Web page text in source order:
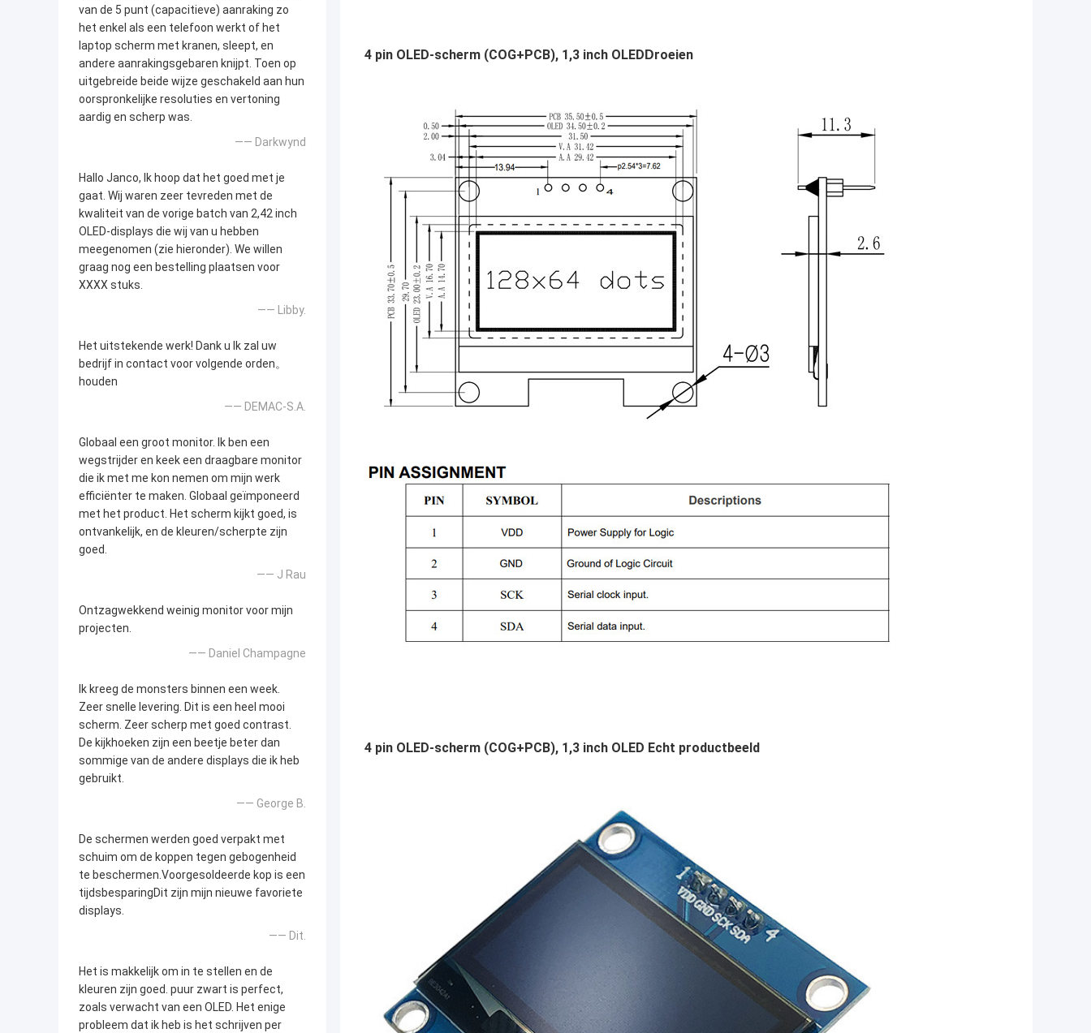
van de 5 punt (capacitieve) aanraking zo
het enkel als een telefoon werkt of het
laptop scherm met kranen, sleept, en
andere aanrakingsgebaren knijpt. Toen op
uitgebreide beide wijze geschakeld aan hun
oorspronkelijke resoluties en vertoning
aardig en scherp was.
—— Darkwynd
Hallo Janco, Ik hoop dat het goed met je
gaat. Wij waren zeer tevreden met de
kwaliteit van de vorige batch van 2,42 inch
OLED-displays die wij van u hebben
meegenomen (zie hieronder). We willen
graag nog een bestelling plaatsen voor
XXXX stuks.
—— Libby.
Het uitstekende werk! Dank u Ik zal uw
bedrijf in contact voor volgende orden。
houden
—— DEMAC-S.A.
Globaal een groot monitor. Ik ben een
wegstrijder en keek een draagbare monitor
die ik met me kon nemen om mijn werk
efficiënter te maken. Globaal geïmponeerd
met het product. Het scherm kijkt goed, is
ontvankelijk, en de kleuren/scherpte zijn
goed.
—— J Rau
Ontzagwekkend weinig monitor voor mijn
projecten.
—— Daniel Champagne
Ik kreeg de monsters binnen een week.
Zeer snelle levering. Dit is een heel mooi
scherm. Zeer scherp met goed contrast.
De kijkhoeken zijn een beetje beter dan
sommige van de andere displays die ik heb
gebruikt.
—— George B.
De schermen werden goed verpakt met
schuim om de koppen tegen gebogenheid
te beschermen.Voorgesoldeerde kop is een
tijdsbesparingDit zijn mijn nieuwe favoriete
displays.
—— Dit.
Het is makkelijk om in te stellen en de
kleuren zijn goed. puur zwart is perfect,
zoals verwacht van een OLED. Het enige
probleem dat ik heb is het schrijven per
4 pin OLED-scherm (COG+PCB), 1,3 inch OLED Droeien
4 pin OLED-scherm (COG+PCB), 1,3 inch OLED Echt productbeeld